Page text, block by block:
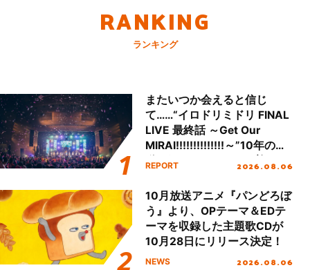
RANKING
ランキング
またいつか会えると信じ
て……“イロドリミドリ FINAL
LIVE 最終話 ～Get Our
MIRAI!!!!!!!!!!!!!!～”10年の活
動を経てファイナルを迎える
REPORT 2026.08.06
10月放送アニメ『パンどろぼ
う』より、OPテーマ＆EDテ
ーマを収録した主題歌CDが
10月28日にリリース決定！
NEWS 2026.08.06